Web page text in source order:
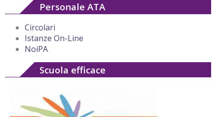
Personale ATA
Circolari
Istanze On-Line
NoiPA
Scuola efficace